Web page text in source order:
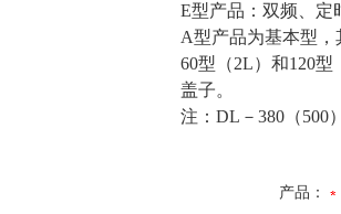
E型产品：双频、定
A型产品为基本型
60型（2L）和120
盖子。
注：DL－380（500
产品：